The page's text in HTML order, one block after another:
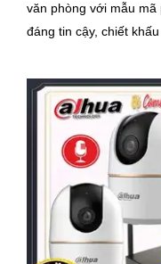
văn phòng với mẫu mã phong
đáng tin cậy, chiết